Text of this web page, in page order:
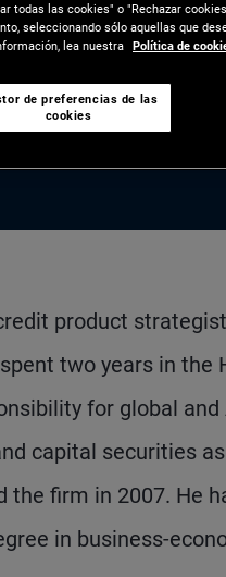
product
two years in the
for global
capital securities
firm in 2007. He
in business-
todas las cookies" o "Rechazar
seleccionando sólo aquellas que
lea nuestra Política de
de preferencias de las
cookies